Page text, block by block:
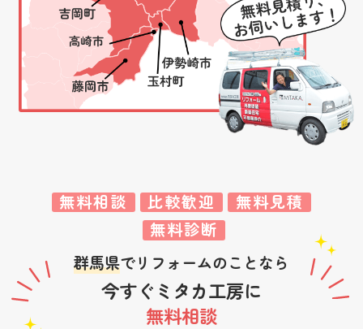
無料相談 比較歓迎
無料見積
無料診断
群馬県でリフォームのことなら
今すぐミタカ工房に
無料相談